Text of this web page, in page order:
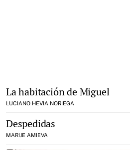
La habitación de Miguel
LUCIANO HEVIA NORIEGA
Despedidas
MARIJE AMIEVA